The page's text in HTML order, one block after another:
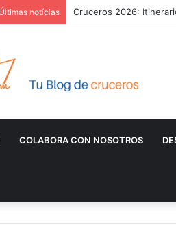
Últimas notícias Cruceros 2026:
COLABORA CON NOSOTROS